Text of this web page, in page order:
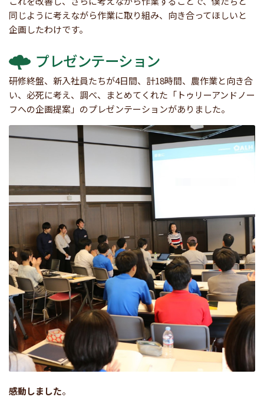
同じように考えながら作業に取り組み、向き合ってほしいと
企画したわけです。
プレゼンテーション
研修終盤、新入社員たちが4日間、計18時間、農作業と向き合
い、必死に考え、調べ、まとめてくれた「トゥリーアンドノー
フへの企画提案」のプレゼンテーションがありました。
感動しました。